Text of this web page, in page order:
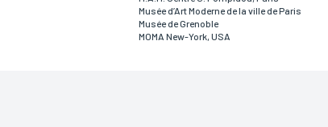
Lieu de livraison*
Musée d’Art Moderne de la ville de Paris
Musée de Grenoble
MOMA New-York, USA